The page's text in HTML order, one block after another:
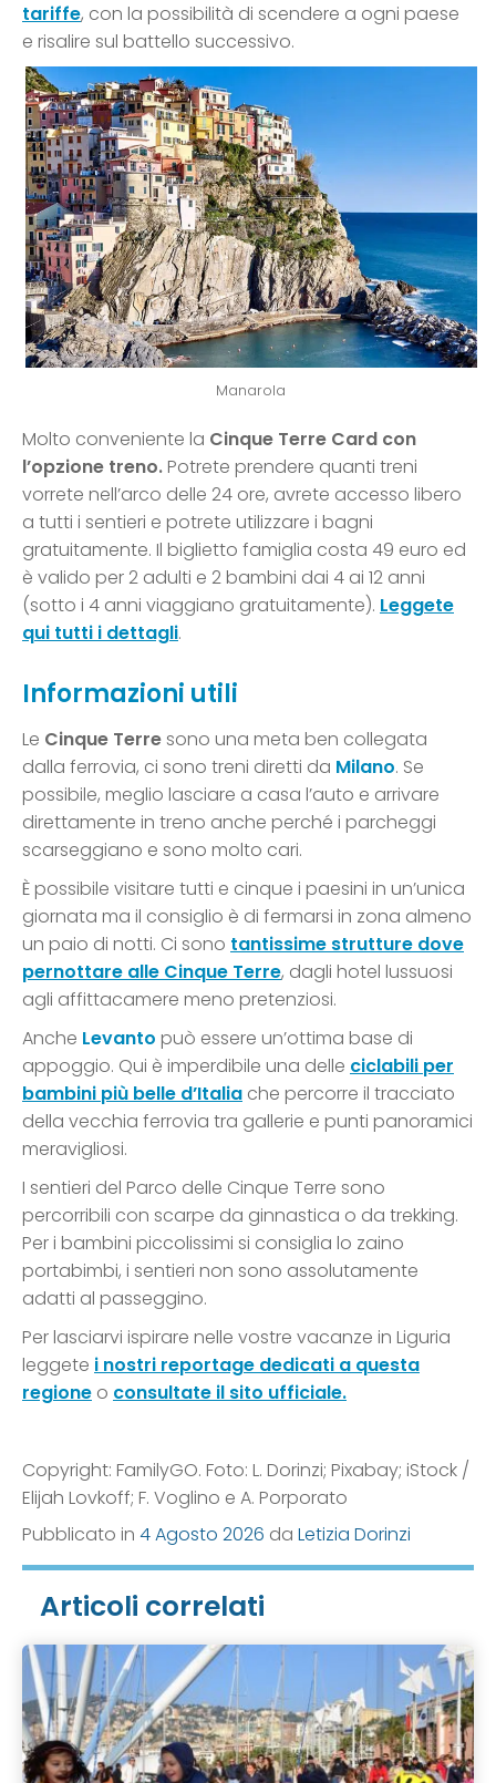
tariffe, con la possibilità di scendere a ogni paese
e risalire sul battello successivo.
Manarola
Molto conveniente la Cinque Terre Card con
l’opzione treno.Potrete prendere quanti treni
vorrete nell’arco delle 24 ore, avrete accesso libero
a tutti i sentieri e potrete utilizzare i bagni
gratuitamente. Il biglietto famiglia costa 49 euro ed
è valido per 2 adulti e 2 bambini dai 4 ai 12 anni
(sotto i 4 anni viaggiano gratuitamente). Leggete
qui tutti i dettagli.
Informazioni utili
Le Cinque Terresono una meta ben collegata
dalla ferrovia, ci sono treni diretti da Milano. Se
possibile, meglio lasciare a casa l’auto e arrivare
direttamente in treno anche perché i parcheggi
scarseggiano e sono molto cari.
È possibile visitare tutti e cinque i paesini in un’unica
giornata ma il consiglio è di fermarsi in zona almeno
un paio di notti. Ci sono tantissime strutture dove
pernottare alle Cinque Terre, dagli hotel lussuosi
agli affittacamere meno pretenziosi.
Anche Levanto può essere un’ottima base di
appoggio. Qui è imperdibile una delle ciclabili per
bambini più belle d’Italia che percorre il tracciato
della vecchia ferrovia tra gallerie e punti panoramici
meravigliosi.
I sentieri del Parco delle Cinque Terre sono
percorribili con scarpe da ginnastica o da trekking.
Per i bambini piccolissimi si consiglia lo zaino
portabimbi, i sentieri non sono assolutamente
adatti al passeggino.
Per lasciarvi ispirare nelle vostre vacanze in Liguria
leggete i nostri reportage dedicati a questa
regione o consultate il sito ufficiale.
Copyright: FamilyGO. Foto: L. Dorinzi; Pixabay; iStock /
Elijah Lovkoff; F. Voglino e A. Porporato
Pubblicato in 4 Agosto 2026 da Letizia Dorinzi
Articoli correlati